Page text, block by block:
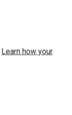
Learn how your